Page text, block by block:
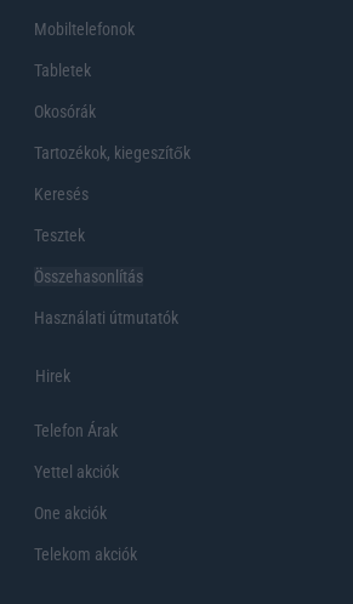
Mobiltelefonok
Tabletek
Okosórák
Tartozékok, kiegeszítők
Keresés
Tesztek
Összehasonlítás
Használati útmutatók
Hirek
Telefon Árak
Yettel akciók
One akciók
Telekom akciók